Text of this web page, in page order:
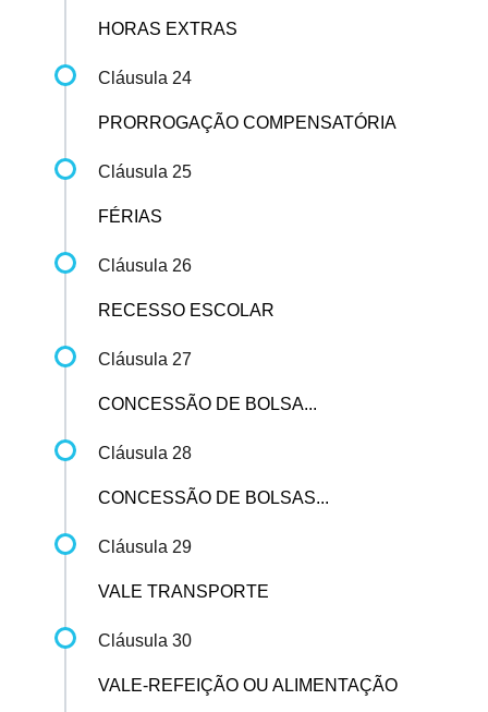
HORAS EXTRAS
Cláusula 24
PRORROGAÇÃO COMPENSATÓRIA
Cláusula 25
FÉRIAS
Cláusula 26
RECESSO ESCOLAR
Cláusula 27
CONCESSÃO DE BOLSA...
Cláusula 28
CONCESSÃO DE BOLSAS...
Cláusula 29
VALE TRANSPORTE
Cláusula 30
VALE-REFEIÇÃO OU ALIMENTAÇÃO